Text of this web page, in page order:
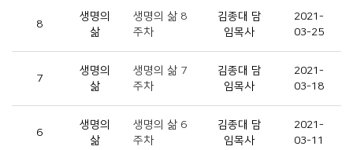
8
생명의
삶
생명의 삶 8
주차
김종대 담
임목사
2021-
03-25
7
생명의
삶
생명의 삶 7
주차
김종대 담
임목사
2021-
03-18
6
생명의
삶
생명의 삶 6
주차
김종대 담
임목사
2021-
03-11